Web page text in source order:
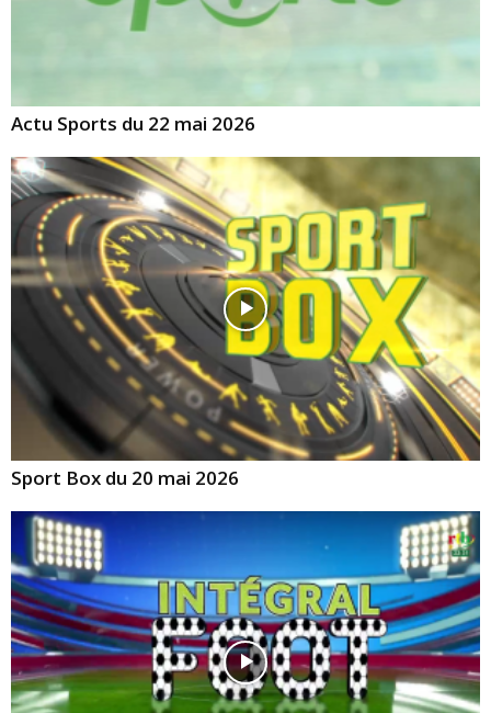
Actu Sports du 22 mai 2026
Sport Box du 20 mai 2026